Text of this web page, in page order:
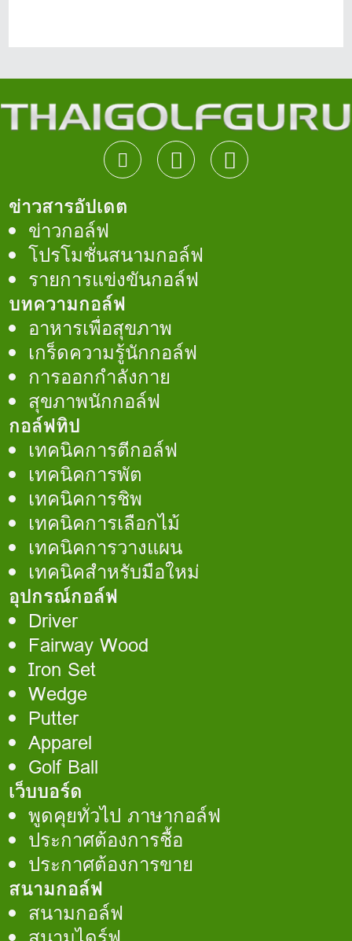
ข่าวสารอัปเดต
ข่าวกอล์ฟ
โปรโมชั่นสนามกอล์ฟ
รายการแข่งขันกอล์ฟ
บทความกอล์ฟ
อาหารเพื่อสุขภาพ
เกร็ดความรู้นักกอล์ฟ
การออกกำลังกาย
สุขภาพนักกอล์ฟ
กอล์ฟทิป
เทคนิคการตีกอล์ฟ
เทคนิคการพัต
เทคนิคการชิพ
เทคนิคการเลือกไม้
เทคนิคการวางแผน
เทคนิคสำหรับมือใหม่
อุปกรณ์กอล์ฟ
Driver
Fairway Wood
Iron Set
Wedge
Putter
Apparel
Golf Ball
เว็บบอร์ด
พูดคุยทั่วไป ภาษากอล์ฟ
ประกาศต้องการชื้อ
ประกาศต้องการขาย
สนามกอล์ฟ
สนามกอล์ฟ